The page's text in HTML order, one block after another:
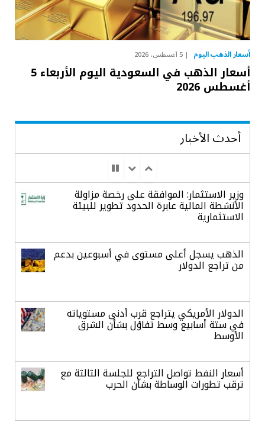
أسعار الذهب اليوم 5 أغسطس، 2026
أسعار الذهب في السعودية اليوم الأربعاء 5
أغسطس 2026
أحدث الأخبار
وزير الاستثمار: الموافقة على رخصة مزاولة
الأنشطة المالية عابرة الحدود تطوير للبيئة
الاستثمارية
الذهب يسجل أعلى مستوى في أسبوعين بدعم
من تراجع الدولار
الدولار الأمريكي يتراجع قرب أدنى مستوياته
في ستة أسابيع وسط تفاؤل بشأن الشرق
الأوسط
أسعار النفط تواصل التراجع للجلسة الثالثة مع
ترقب تطورات الوساطة بشأن الحرب